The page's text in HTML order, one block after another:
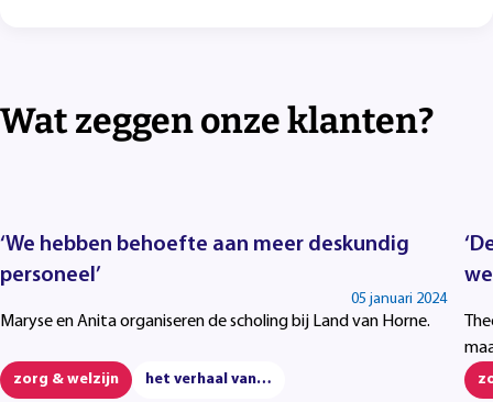
Wat zeggen onze klanten?
‘We hebben behoefte aan meer deskundig
personeel’
05 januari 2024
Maryse en Anita organiseren de scholing bij Land van Horne.
zorg & welzijn het verhaal van…